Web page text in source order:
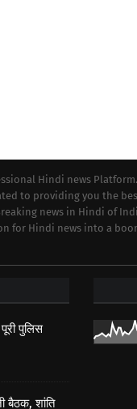
Hindi news
to providing you the
news in Hindi of
for Hindi news into a
पुलिस
बैठक, शांति